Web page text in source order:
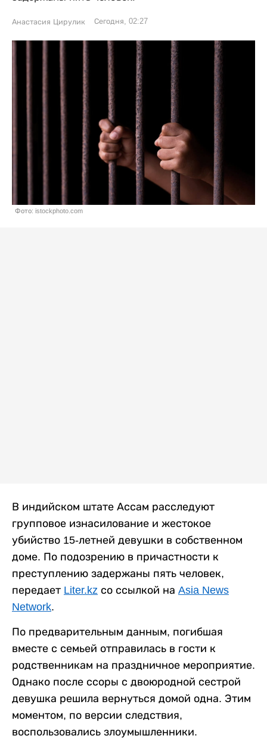
Анастасия Цирулик Сегодня, 02:27
Фото: istockphoto.com
В индийском штате Ассам расследуют
групповое изнасилование и жестокое
убийство 15-летней девушки в собственном
доме. По подозрению в причастности к
преступлению задержаны пять человек,
передает Liter.kz со ссылкой на Asia News
Network.
По предварительным данным, погибшая
вместе с семьей отправилась в гости к
родственникам на праздничное мероприятие.
Однако после ссоры с двоюродной сестрой
девушка решила вернуться домой одна. Этим
моментом, по версии следствия,
воспользовались злоумышленники.